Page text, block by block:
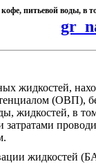
питьевой воды,
жидкостей,
(ОВП),
жидкостей, в
жидкостей